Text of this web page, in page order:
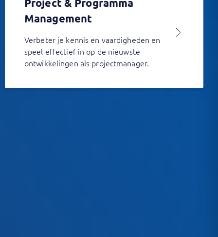
Project & Programma
Management
Verbeter je kennis en vaardigheden en
speel effectief in op de nieuwste
ontwikkelingen als projectmanager.